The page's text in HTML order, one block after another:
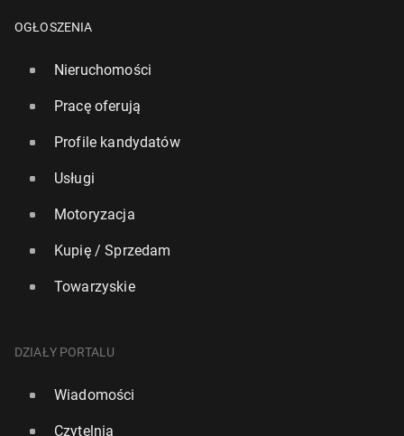
OGŁOSZENIA
Nieruchomości
Pracę oferują
Profile kandydatów
Usługi
Motoryzacja
Kupię / Sprzedam
Towarzyskie
DZIAŁY PORTALU
Wiadomości
Czytelnia